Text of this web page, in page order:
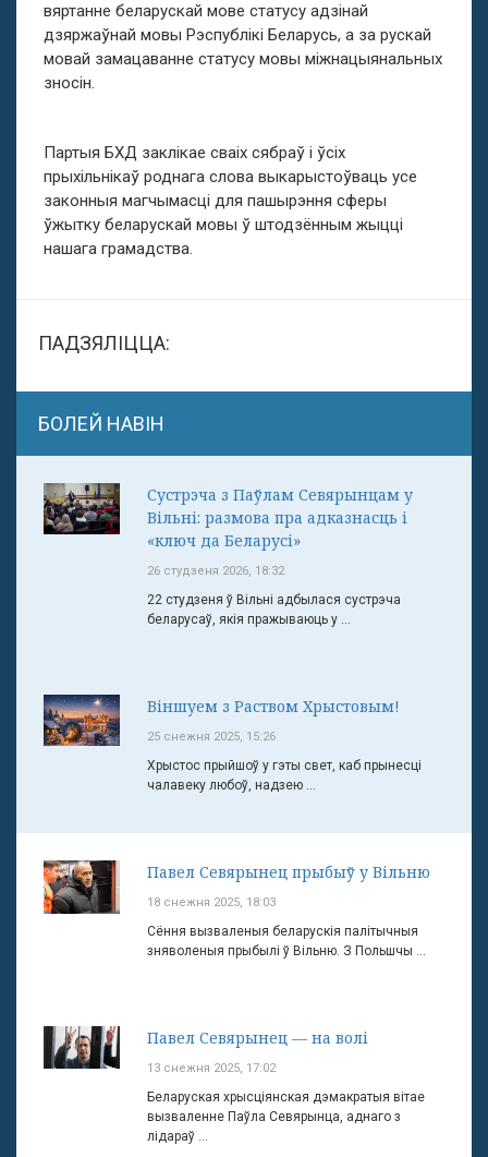
вяртанне беларускай мове статусу адзінай
дзяржаўнай мовы Рэспублікі Беларусь, а за рускай
мовай замацаванне статусу мовы міжнацыянальных
зносін.
Партыя БХД заклікае сваіх сябраў і ўсіх
прыхільнікаў роднага слова выкарыстоўваць усе
законныя магчымасці для пашырэння сферы
ўжытку беларускай мовы ў штодзённым жыцці
нашага грамадства.
ПАДЗЯЛІЦЦА:
БОЛЕЙ НАВІН
Сустрэча з Паўлам Севярынцам у
Вільні: размова пра адказнасць і
«ключ да Беларусі»
26 студзеня 2026, 18:32
22 студзеня ў Вільні адбылася сустрэча
беларусаў, якія пражываюць у ...
Віншуем з Раством Хрыстовым!
25 снежня 2025, 15:26
Хрыстос прыйшоў у гэты свет, каб прынесці
чалавеку любоў, надзею ...
Павел Севярынец прыбыў у Вільню
18 снежня 2025, 18:03
Сёння вызваленыя беларускія палітычныя
зняволеныя прыбылі ў Вільню. З Польшчы ...
Павел Севярынец — на волі
13 снежня 2025, 17:02
Беларуская хрысціянская дэмакратыя вітае
вызваленне Паўла Севярынца, аднаго з
лідараў ...